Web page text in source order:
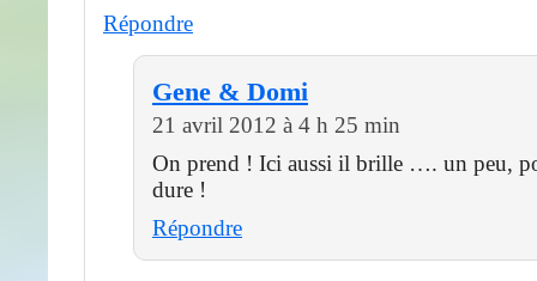
Répondre
Gene & Domi
21 avril 2012 à 4 h 25 min
On prend ! Ici aussi il brille …. un peu,
dure !
Répondre